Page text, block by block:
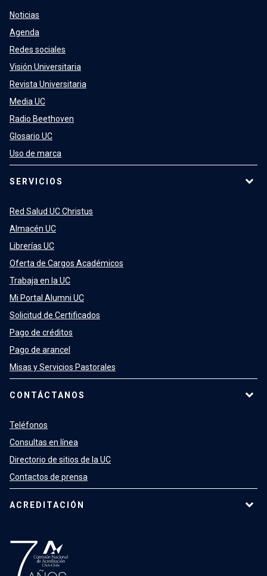
Noticias
Agenda
Redes sociales
Visión Universitaria
Revista Universitaria
Media UC
Radio Beethoven
Glosario UC
Uso de marca
SERVICIOS
Red Salud UC Christus
Almacén UC
Librerías UC
Oferta de Cargos Académicos
Trabaja en la UC
Mi Portal Alumni UC
Solicitud de Certificados
Pago de créditos
Pago de arancel
Misas y Servicios Pastorales
CONTÁCTANOS
Teléfonos
Consultas en línea
Directorio de sitios de la UC
Contactos de prensa
ACREDITACIÓN